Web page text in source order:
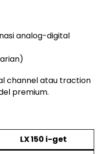
analog-digital
channel atau traction
premium.
LX 150 i-get